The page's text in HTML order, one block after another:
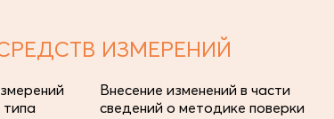
ИЗМЕРЕНИЙ
Внесение изменений в части
сведений о методике поверки